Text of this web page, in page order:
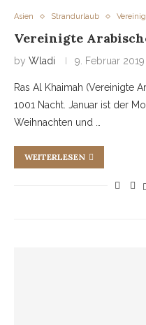
Asien Strandurlaub
Vereinigte
by Wladi 9. Februar 2019
Ras Al Khaimah (Vereinigte
1001 Nacht. Januar ist der
Weihnachten und …
WEITERLESEN